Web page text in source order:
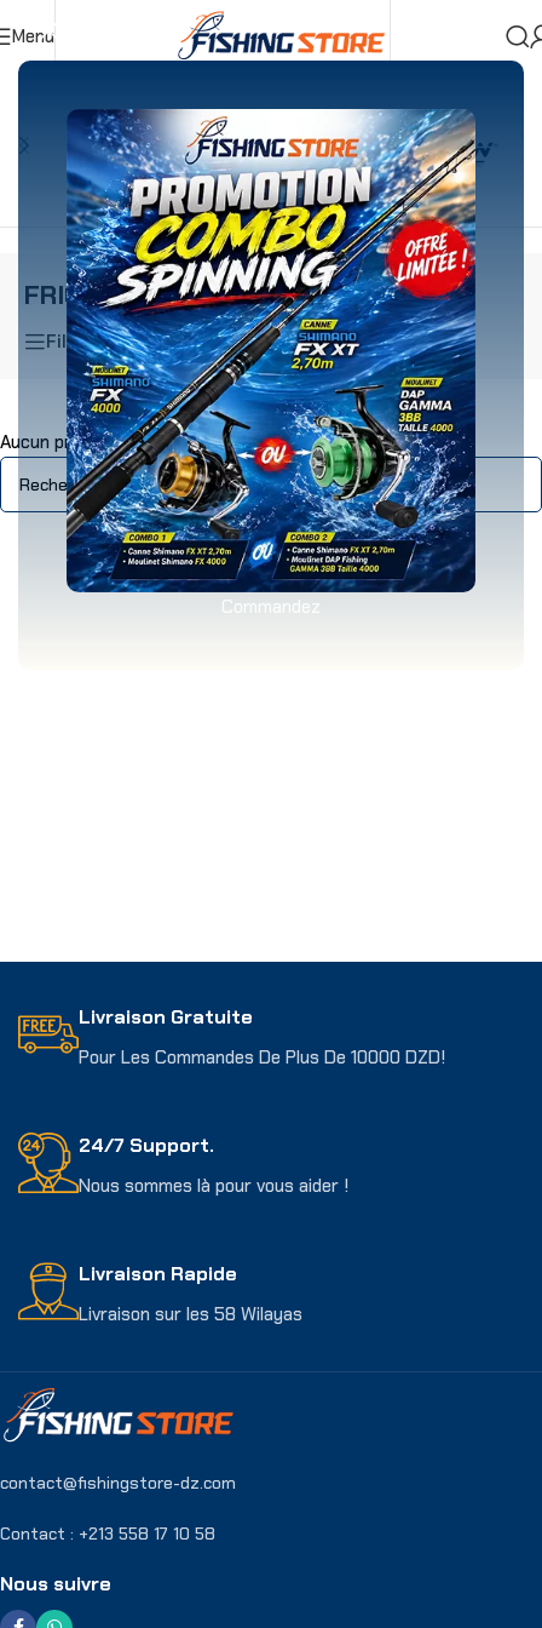
Commandez
Menu
Accueil»FRICHY
FRICHY
Filtrer
Aucun produit ne correspond à votre sélection.
Livraison Gratuite
Pour Les Commandes De Plus De 10000 DZD!
24/7 Support.
Nous sommes là pour vous aider !
Livraison Rapide
Livraison sur les 58 Wilayas
contact@fishingstore-dz.com
Contact : +213 558 17 10 58
Nous suivre